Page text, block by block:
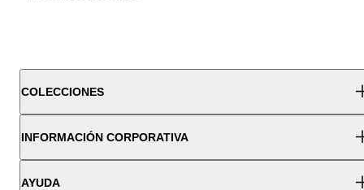
COLECCIONES
INFORMACIÓN CORPORATIVA
AYUDA